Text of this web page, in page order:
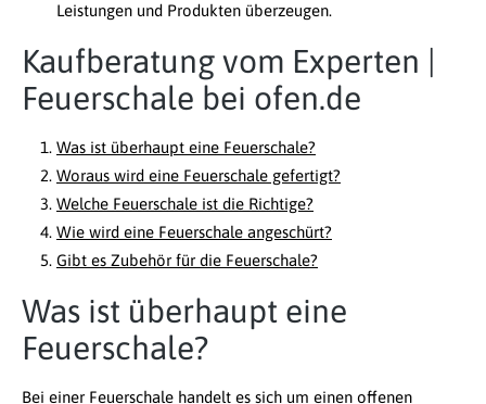
Leistungen und Produkten überzeugen.
Kaufberatung vom Experten |
Feuerschale bei ofen.de
Was ist überhaupt eine Feuerschale?
Woraus wird eine Feuerschale gefertigt?
Welche Feuerschale ist die Richtige?
Wie wird eine Feuerschale angeschürt?
Gibt es Zubehör für die Feuerschale?
Was ist überhaupt eine
Feuerschale?
Bei einer Feuerschale handelt es sich um einen offenen